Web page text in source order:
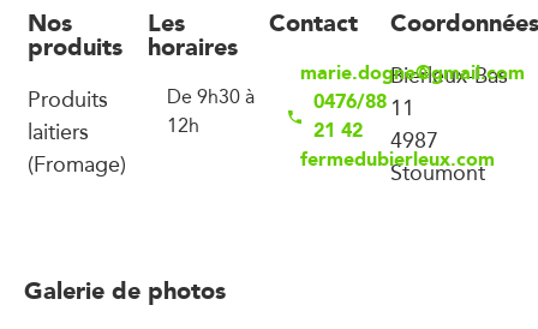
Nos
produits
Produits
laitiers
(Fromage)
Les
horaires
De 9h30 à
12h
Contact
marie.dogne@gmail.com
0476/88
21 42
fermedubierleux.com
Coordonnées
Bierleux-Bas
11
4987
Stoumont
Galerie de photos